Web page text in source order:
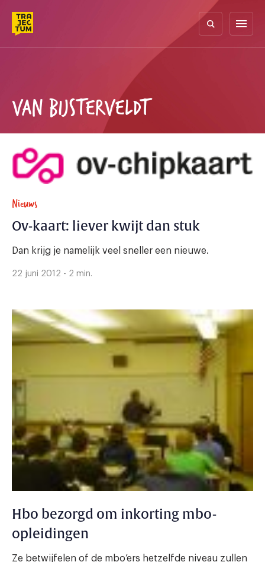
content
menu
VAN BIJSTERVELDT
Nieuws
Ov-kaart: liever kwijt dan stuk
Dan krijg je namelijk veel sneller een nieuwe.
22 juni 2012 - 2 min.
Hbo bezorgd om inkorting mbo-
opleidingen
Ze betwijfelen of de mbo’ers hetzelfde niveau zullen